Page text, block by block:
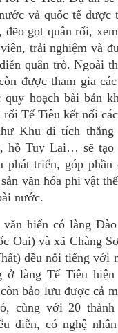
và quốc tế được
đẽo gọt quân rối,
trải nghiệm và
quân trò. Ngoài
được tham gia
quy hoạch bài bản
rối Tế Tiêu kết nối
Khu di tích thắng
hồ Tuy Lai… sẽ tạo
phát triển, góp phần
văn hóa phi vật
nước.
hiến có làng
Oai) và xã Chàng
đều nổi tiếng với
ở làng Tế Tiêu
bảo lưu được cả
cùng với 20 thành
diễn, có nghệ